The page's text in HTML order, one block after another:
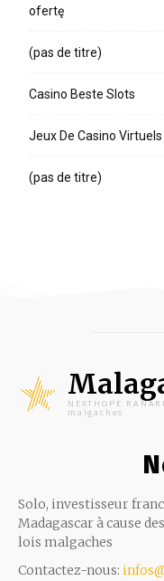
ofertę
(pas de titre)
Casino Beste Slots
Jeux De Casino
(pas de titre)
NEXTHOPE
malgaches
Solo, investisseur
Madagascar à cause
lois malgaches
Contactez-nous: